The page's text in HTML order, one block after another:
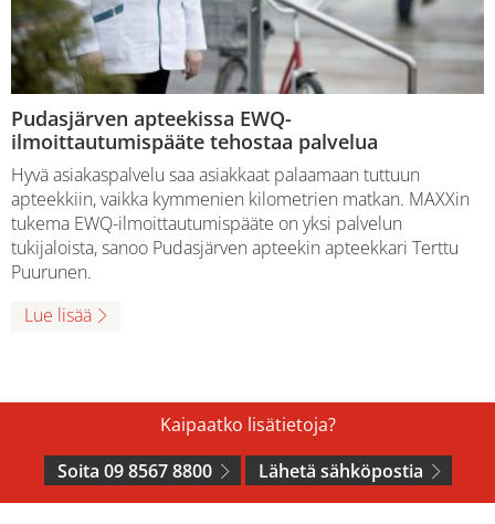
Pudasjärven apteekissa EWQ-
ilmoittautumispääte tehostaa palvelua
Hyvä asiakaspalvelu saa asiakkaat palaamaan tuttuun
apteekkiin, vaikka kymmenien kilometrien matkan. MAXXin
tukema EWQ-ilmoittautumispääte on yksi palvelun
tukijaloista, sanoo Pudasjärven apteekin apteekkari Terttu
Puurunen.
Lue lisää
Kaipaatko lisätietoja?
Soita 09 8567 8800
Lähetä sähköpostia